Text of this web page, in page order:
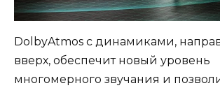
DolbyAtmos с динамиками,
вверх, обеспечит новый уровень
многомерного звучания и